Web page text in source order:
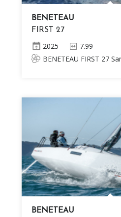
BENETEAU
FIRST 27
2025
7.99
BENETEAU FIRST 27
BENETEAU